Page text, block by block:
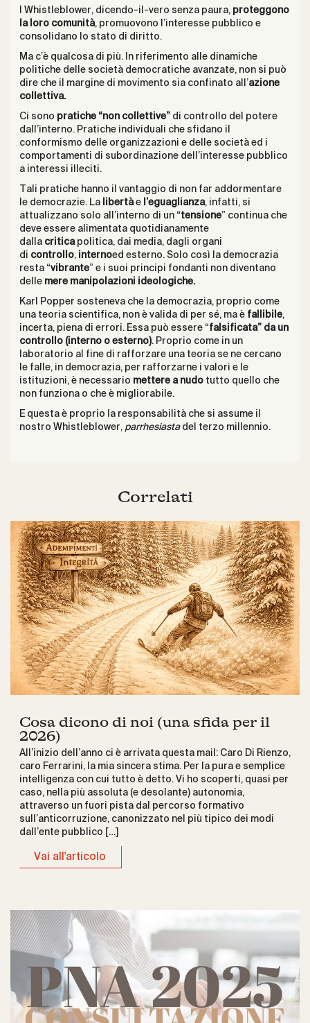
I Whistleblower, dicendo-il-vero senza paura, proteggono
la loro comunità, promuovono l’interesse pubblico e
consolidano lo stato di diritto.
Ma c’è qualcosa di più. In riferimento alle dinamiche
politiche delle società democratiche avanzate, non si può
dire che il margine di movimento sia confinato all’azione
collettiva.
Ci sono pratiche “non collettive” di controllo del potere
dall’interno. Pratiche individuali che sfidano il
conformismo delle organizzazioni e delle società ed i
comportamenti di subordinazione dell’interesse pubblico
a interessi illeciti.
Tali pratiche hanno il vantaggio di non far addormentare
le democrazie. La libertàe l’eguaglianza, infatti, si
attualizzano solo all’interno di un “tensione” continua che
deve essere alimentata quotidianamente
dalla criticapolitica, dai media, dagli organi
di controllo, internoed esterno. Solo così la democrazia
resta “vibrante” e i suoi principi fondanti non diventano
delle mere manipolazioni ideologiche.
Karl Popper sosteneva che la democrazia, proprio come
una teoria scientifica, non è valida di per sé, ma è fallibile,
incerta, piena di errori. Essa può essere “falsificata” da un
controllo (interno o esterno). Proprio come in un
laboratorio al fine di rafforzare una teoria se ne cercano
le falle, in democrazia, per rafforzarne i valori e le
istituzioni, è necessario mettere a nudo tutto quello che
non funziona o che è migliorabile.
E questa è proprio la responsabilità che si assume il
nostro Whistleblower,parrhesiasta del terzo millennio.
Correlati
Cosa dicono di noi (una sfida per il
2026)
All’inizio dell’anno ci è arrivata questa mail: Caro Di Rienzo,
caro Ferrarini, la mia sincera stima. Per la pura e semplice
intelligenza con cui tutto è detto. Vi ho scoperti, quasi per
caso, nella più assoluta (e desolante) autonomia,
attraverso un fuori pista dal percorso formativo
sull’anticorruzione, canonizzato nel più tipico dei modi
dall’ente pubblico […]
Vai all'articolo